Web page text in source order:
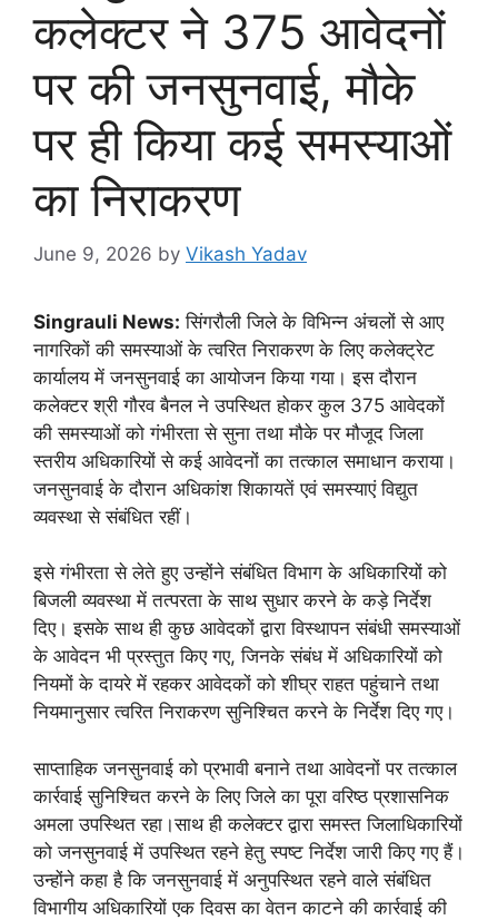
कलेक्टर ने 375 आवेदनों
पर की जनसुनवाई, मौके
पर ही किया कई समस्याओं
का निराकरण
June 9, 2026 by Vikash Yadav
Singrauli News: सिंगरौली जिले के विभिन्न अंचलों से आए
नागरिकों की समस्याओं के त्वरित निराकरण के लिए कलेक्ट्रेट
कार्यालय में जनसुनवाई का आयोजन किया गया। इस दौरान
कलेक्टर श्री गौरव बैनल ने उपस्थित होकर कुल 375 आवेदकों
की समस्याओं को गंभीरता से सुना तथा मौके पर मौजूद जिला
स्तरीय अधिकारियों से कई आवेदनों का तत्काल समाधान कराया।
जनसुनवाई के दौरान अधिकांश शिकायतें एवं समस्याएं विद्युत
व्यवस्था से संबंधित रहीं।
इसे गंभीरता से लेते हुए उन्होंने संबंधित विभाग के अधिकारियों को
बिजली व्यवस्था में तत्परता के साथ सुधार करने के कड़े निर्देश
दिए। इसके साथ ही कुछ आवेदकों द्वारा विस्थापन संबंधी समस्याओं
के आवेदन भी प्रस्तुत किए गए, जिनके संबंध में अधिकारियों को
नियमों के दायरे में रहकर आवेदकों को शीघ्र राहत पहुंचाने तथा
नियमानुसार त्वरित निराकरण सुनिश्चित करने के निर्देश दिए गए।
साप्ताहिक जनसुनवाई को प्रभावी बनाने तथा आवेदनों पर तत्काल
कार्रवाई सुनिश्चित करने के लिए जिले का पूरा वरिष्ठ प्रशासनिक
अमला उपस्थित रहा।साथ ही कलेक्टर द्वारा समस्त जिलाधिकारियों
को जनसुनवाई में उपस्थित रहने हेतु स्पष्ट निर्देश जारी किए गए हैं।
उन्होंने कहा है कि जनसुनवाई में अनुपस्थित रहने वाले संबंधित
विभागीय अधिकारियों एक दिवस का वेतन काटने की कार्रवाई की